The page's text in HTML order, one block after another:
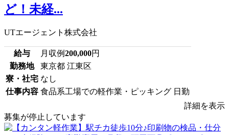
ど！未経...
UTエージェント株式会社
給与 月収例200,000円
勤務地
東京都 江東区
寮・社宅 なし
仕事内容 食品系工場での軽作業・ピッキング 日勤
詳細を表示
募集が停止しています